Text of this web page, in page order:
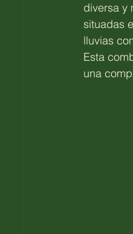
diversa y
situadas
lluvias
Esta
una